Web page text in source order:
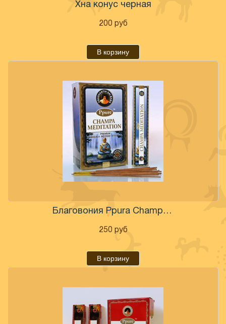
Хна конус черная
200 руб
В корзину
Благовония Ppura Champa Meditation
250 руб
В корзину